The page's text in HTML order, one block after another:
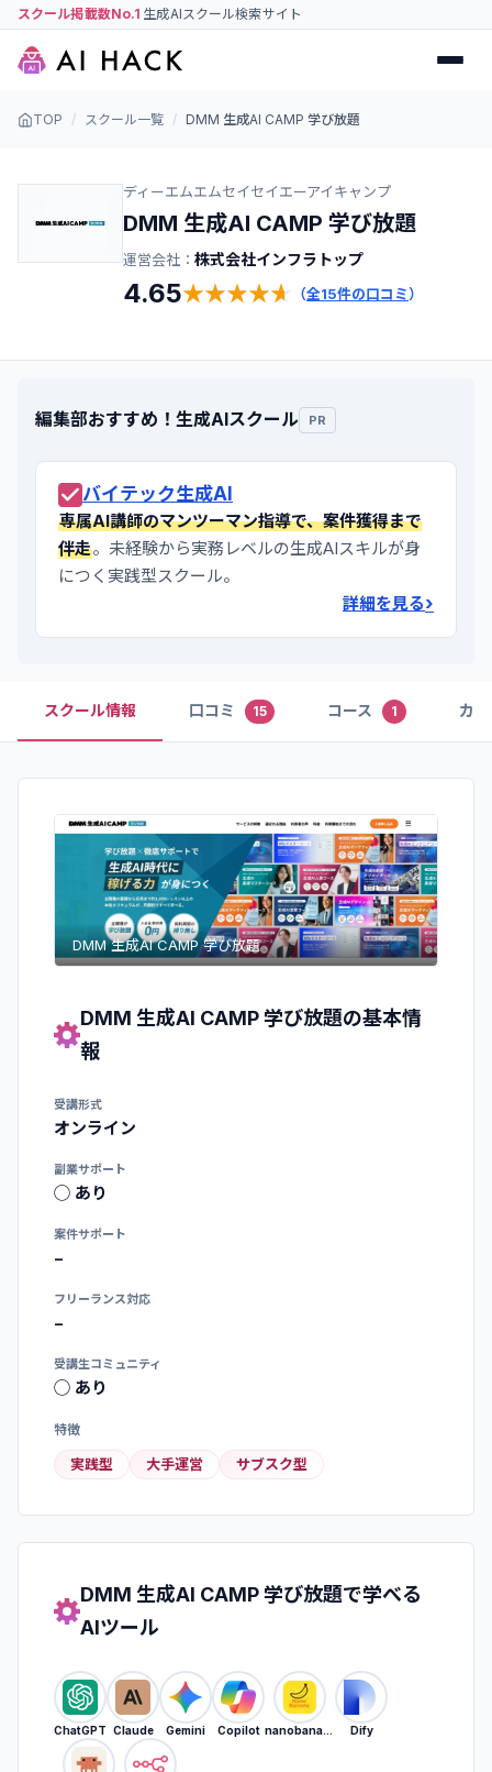
スクール掲載数No.1 生成AIスクール検索サイト
TOP / スクール一覧 / DMM 生成AI CAMP 学び放題
ディーエムエムセイセイエーアイキャンプ
DMM 生成AI CAMP 学び放題
運営会社： 株式会社インフラトップ
4.65★
★★
★★
★★
★★
★ （全15件の口コミ）
編集部おすすめ！生成AIスクール PR
バイテック生成AI
専属AI講師のマンツーマン指導で、案件獲得まで
伴走。未経験から実務レベルの生成AIスキルが身
につく実践型スクール。
詳細を見る›
スクール情報 口コミ 15 コース 1 カ
DMM 生成AI CAMP 学び放題
DMM 生成AI CAMP 学び放題の基本情
報
受講形式
オンライン
副業サポート
◯ あり
案件サポート
−
フリーランス対応
−
受講生コミュニティ
◯ あり
特徴
実践型 大手運営 サブスク型
DMM 生成AI CAMP 学び放題で学べる
AIツール
ChatGPT Claude Gemini Copilot nanobanana Dify